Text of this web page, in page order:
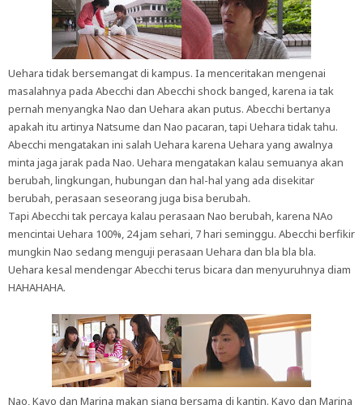
Uehara tidak bersemangat di kampus. Ia menceritakan mengenai
masalahnya pada Abecchi dan Abecchi shock banged, karena ia tak
pernah menyangka Nao dan Uehara akan putus. Abecchi bertanya
apakah itu artinya Natsume dan Nao pacaran, tapi Uehara tidak tahu.
Abecchi mengatakan ini salah Uehara karena Uehara yang awalnya
minta jaga jarak pada Nao. Uehara mengatakan kalau semuanya akan
berubah, lingkungan, hubungan dan hal-hal yang ada disekitar
berubah, perasaan seseorang juga bisa berubah.
Tapi Abecchi tak percaya kalau perasaan Nao berubah, karena NAo
mencintai Uehara 100%, 24 jam sehari, 7 hari seminggu. Abecchi berfikir
mungkin Nao sedang menguji perasaan Uehara dan bla bla bla.
Uehara kesal mendengar Abecchi terus bicara dan menyuruhnya diam
HAHAHAHA.
Nao, Kayo dan Marina makan siang bersama di kantin. Kayo dan Marina